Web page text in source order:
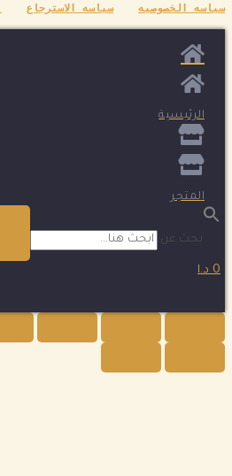
سياسه الخصوصيه سياسه الاسترجاع
الرئيسية
المتجر
بحث عن:
0 د.ا